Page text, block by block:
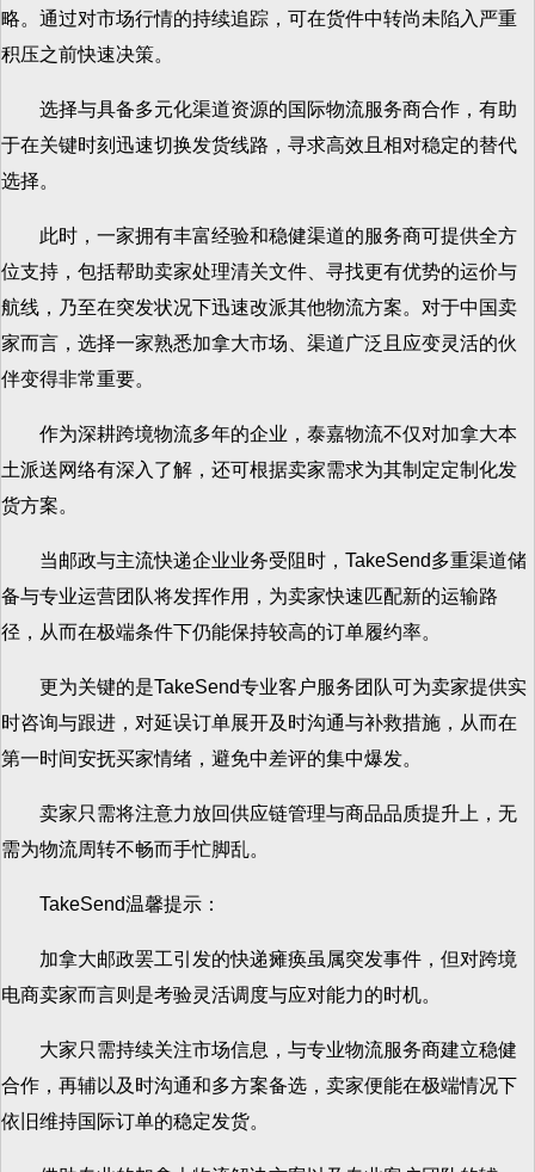
略。通过对市场行情的持续追踪，可在货件中转尚未陷入严重
积压之前快速决策。
选择与具备多元化渠道资源的国际物流服务商合作，有助
于在关键时刻迅速切换发货线路，寻求高效且相对稳定的替代
选择。
此时，一家拥有丰富经验和稳健渠道的服务商可提供全方
位支持，包括帮助卖家处理清关文件、寻找更有优势的运价与
航线，乃至在突发状况下迅速改派其他物流方案。对于中国卖
家而言，选择一家熟悉加拿大市场、渠道广泛且应变灵活的伙
伴变得非常重要。
作为深耕跨境物流多年的企业，泰嘉物流不仅对加拿大本
土派送网络有深入了解，还可根据卖家需求为其制定定制化发
货方案。
当邮政与主流快递企业业务受阻时，TakeSend多重渠道储
备与专业运营团队将发挥作用，为卖家快速匹配新的运输路
径，从而在极端条件下仍能保持较高的订单履约率。
更为关键的是TakeSend专业客户服务团队可为卖家提供实
时咨询与跟进，对延误订单展开及时沟通与补救措施，从而在
第一时间安抚买家情绪，避免中差评的集中爆发。
卖家只需将注意力放回供应链管理与商品品质提升上，无
需为物流周转不畅而手忙脚乱。
TakeSend温馨提示：
加拿大邮政罢工引发的快递瘫痪虽属突发事件，但对跨境
电商卖家而言则是考验灵活调度与应对能力的时机。
大家只需持续关注市场信息，与专业物流服务商建立稳健
合作，再辅以及时沟通和多方案备选，卖家便能在极端情况下
依旧维持国际订单的稳定发货。